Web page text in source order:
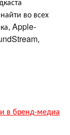
во всех
Apple-
в бренд-медиа